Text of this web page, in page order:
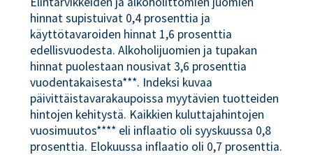
hinnat supistuivat 0,4 prosenttia ja
käyttötavaroiden hinnat 1,6 prosenttia
edellisvuodesta. Alkoholijuomien ja tupakan
hinnat puolestaan nousivat 3,6 prosenttia
vuodentakaisesta***. Indeksi kuvaa
päivittäistavarakaupoissa myytävien tuotteiden
hintojen kehitystä. Kaikkien kuluttajahintojen
vuosimuutos**** eli inflaatio oli syyskuussa 0,8
prosenttia. Elokuussa inflaatio oli 0,7 prosenttia.